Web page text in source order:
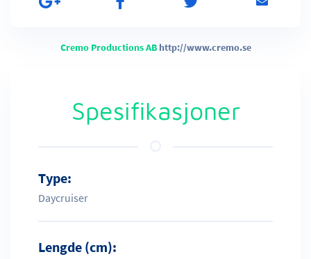
Cremo Productions AB http://www.cremo.se
Spesifikasjoner
Type:
Daycruiser
Lengde (cm):